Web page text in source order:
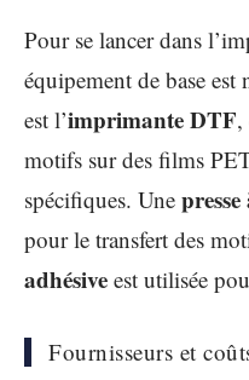
Pour se lancer dans
équipement de base est
est l’imprimante DTF,
motifs sur des films
spécifiques. Une
pour le transfert des
adhésive est utilisée
Fournisseurs et